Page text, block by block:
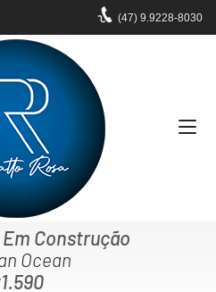
(47) 9.9228-8030
Construção
Ocean